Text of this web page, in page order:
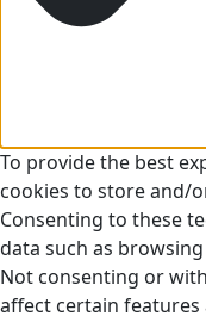
To provide the best
cookies to store and/
Consenting to these
data such as
Not consenting or
affect certain